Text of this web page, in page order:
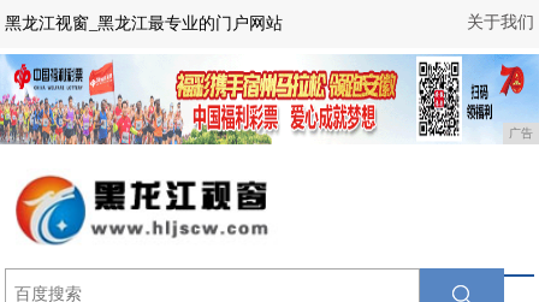
关于我们
黑龙江视窗_黑龙江最专业的门户网站
广告